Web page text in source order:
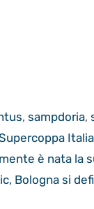
,sampdoria,
è nata la
Bologna si